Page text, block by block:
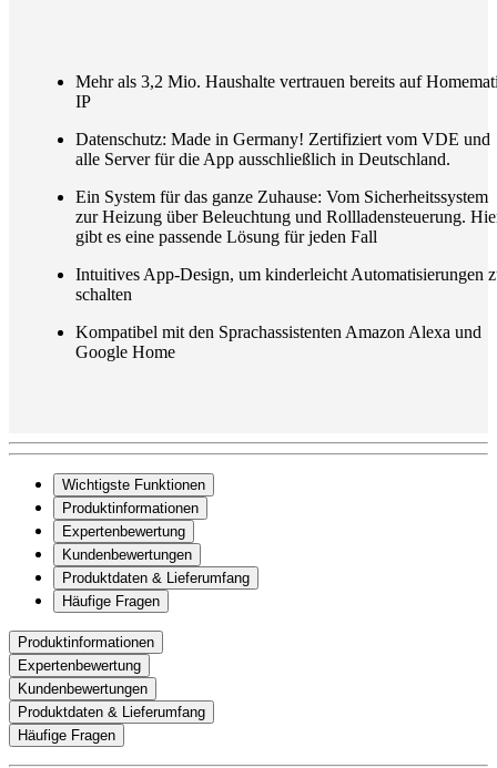
Mehr als 3,2 Mio. Haushalte vertrauen bereits auf
IP
Datenschutz: Made in Germany! Zertifiziert vom VDE und
alle Server für die App ausschließlich in Deutschland.
Ein System für das ganze Zuhause: Vom Sicherheitssystem
zur Heizung über Beleuchtung und Rollladensteuerung.
gibt es eine passende Lösung für jeden Fall
Intuitives App-Design, um kinderleicht Automatisierungen
schalten
Kompatibel mit den Sprachassistenten Amazon Alexa und
Google Home
Wichtigste Funktionen
Produktinformationen
Expertenbewertung
Kundenbewertungen
Produktdaten & Lieferumfang
Häufige Fragen
Produktinformationen
Expertenbewertung
Kundenbewertungen
Produktdaten & Lieferumfang
Häufige Fragen